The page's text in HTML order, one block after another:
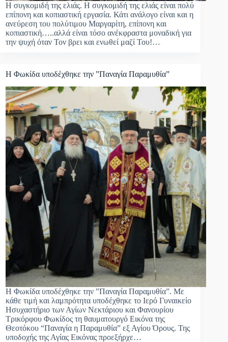
Η συγκομιδή της ελιάς. Η συγκομιδή της ελιάς είναι πολύ
επίπονη και κοπιαστική εργασία. Κάτι ανάλογο είναι και η
ανεύρεση του πολύτιμου Μαργαρίτη, επίπονη και
κοπιαστική…..αλλά είναι τόσο ανέκφραστα μοναδική για
την ψυχή όταν Τον βρει και ενωθεί μαζί Του!…
Η Φωκίδα υποδέχθηκε την ”Παναγία Παραμυθία”
Η Φωκίδα υποδέχθηκε την ”Παναγία Παραμυθία”. Με
κάθε τιμή και λαμπρότητα υποδέχθηκε το Ιερό Γυναικείο
Ησυχαστήριο των Αγίων Νεκτάριου και Φανουρίου
Τρικόρφου Φωκίδος τη θαυματουργό Εικόνα της
Θεοτόκου “Παναγία η Παραμυθία” εξ Αγίου Όρους. Της
υποδοχής της Αγίας Εικόνας προεξήρχε…